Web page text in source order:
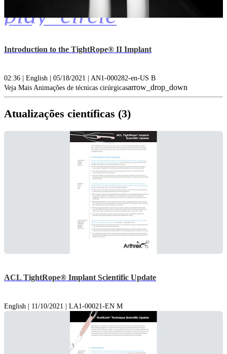
play_circle
Introduction to the TightRope® II Implant
02:36 | English | 05/18/2021 | AN1-000282-en-US B
Veja Mais Animações de técnicas cirúrgicasarrow_drop_down
Atualizações científicas (3)
ACL TightRope® Implant Scientific Update
English | 11/10/2021 | LA1-00021-EN M